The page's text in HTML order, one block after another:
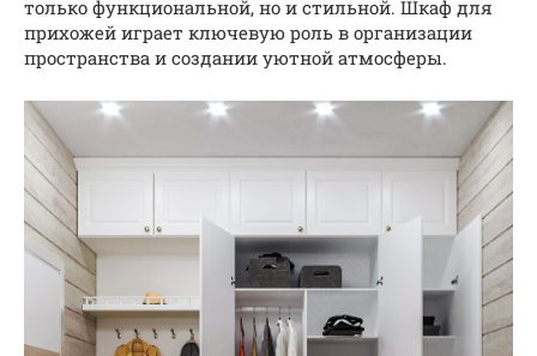
только функциональной, но и стильной. Шкаф для
прихожей играет ключевую роль в организации
пространства и создании уютной атмосферы.